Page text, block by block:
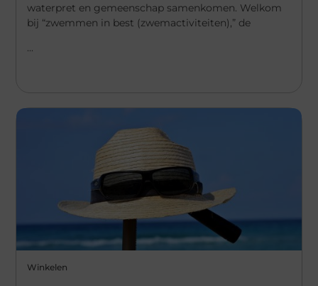
waterpret en gemeenschap samenkomen. Welkom
bij “zwemmen in best (zwemactiviteiten),” de
...
Winkelen